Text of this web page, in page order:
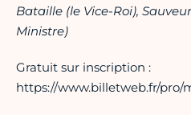
Bataille (le Vice-Roi),
Ministre)
Gratuit sur inscription :
https://www.billetweb.fr/pro/